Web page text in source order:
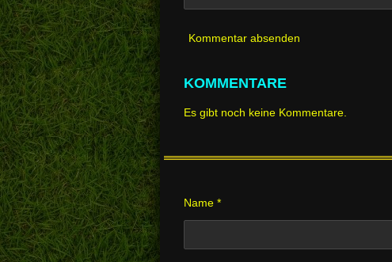
Kommentar absenden
KOMMENTARE
Es gibt noch keine Kommentare.
Name *